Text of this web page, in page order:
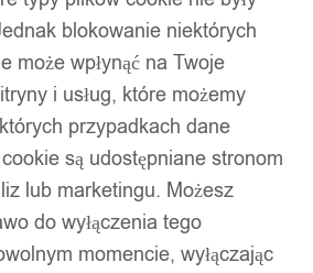
blokowanie niektórych
może wpłynąć na Twoje
i usług, które możemy
przypadkach dane
są udostępniane stronom
lub marketingu. Możesz
do wyłączenia tego
momencie, wyłączając